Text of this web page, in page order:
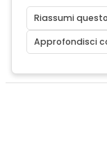
Riassumi
Approfondisci